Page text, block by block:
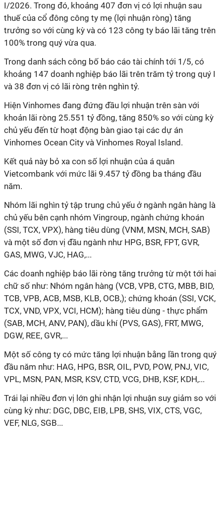
I/2026. Trong đó, khoảng 407 đơn vị có lợi nhuận sau
thuế của cổ đông công ty mẹ (lợi nhuận ròng) tăng
trưởng so với cùng kỳ và có 123 công ty báo lãi tăng trên
100% trong quý vừa qua.
Trong danh sách công bố báo cáo tài chính tới 1/5, có
khoảng 147 doanh nghiệp báo lãi trên trăm tỷ trong quý I
và 38 đơn vị có lãi ròng trên nghìn tỷ.
Hiện Vinhomes đang đứng đầu lợi nhuận trên sàn với
khoản lãi ròng 25.551 tỷ đồng, tăng 850% so với cùng kỳ
chủ yếu đến từ hoạt động bàn giao tại các dự án
Vinhomes Ocean City và Vinhomes Royal Island.
Kết quả này bỏ xa con số lợi nhuận của á quân
Vietcombank với mức lãi 9.457 tỷ đồng ba tháng đầu
năm.
Nhóm lãi nghìn tỷ tập trung chủ yếu ở ngành ngân hàng là
chủ yếu bên cạnh nhóm Vingroup, ngành chứng khoán
(SSI, TCX, VPX), hàng tiêu dùng (VNM, MSN, MCH, SAB)
và một số đơn vị đầu ngành như HPG, BSR, FPT, GVR,
GAS, MWG, VJC, HAG,...
Các doanh nghiệp báo lãi ròng tăng trưởng từ một tới hai
chữ số như: Nhóm ngân hàng (VCB, VPB, CTG, MBB, BID,
TCB, VPB, ACB, MSB, KLB, OCB,); chứng khoán (SSI, VCK,
TCX, VND, VPX, VCI, HCM); hàng tiêu dùng - thực phẩm
(SAB, MCH, ANV, PAN), dầu khí (PVS, GAS), FRT, MWG,
DGW, REE, GVR,...
Một số công ty có mức tăng lợi nhuận bằng lần trong quý
đầu năm như: HAG, HPG, BSR, OIL, PVD, POW, PNJ, VIC,
VPL, MSN, PAN, MSR, KSV, CTD, VCG, DHB, KSF, KDH,...
Trái lại nhiều đơn vị lớn ghi nhận lợi nhuận suy giảm so với
cùng kỳ như: DGC, DBC, EIB, LPB, SHS, VIX, CTS, VGC,
VEF, NLG, SGB...